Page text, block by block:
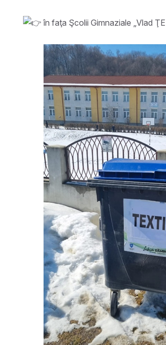
în faţa Şcolii Gimnaziale „Vlad